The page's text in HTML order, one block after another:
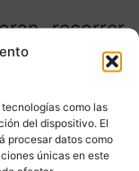
como las
del dispositivo. El
procesar datos como
únicas en este
recorrer
una
de
bicicletas
para